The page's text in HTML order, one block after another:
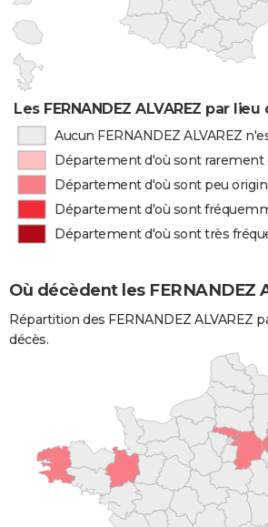
Les FERNANDEZ ALVAREZ par
Aucun FERNANDEZ ALVAREZ
Département d'où sont rarement
Département d'où sont peu
Département d'où sont
Département d'où sont très
Où décèdent les FERNANDEZ
Répartition des FERNANDEZ ALVAREZ
décès.